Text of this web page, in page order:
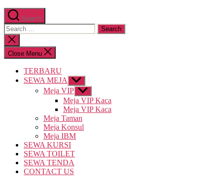
Search
Search
for:
Close
search
Close Menu
TERBARU
SEWA MEJA
Show
sub
menu
Meja VIP Show
sub
menu
Meja VIP Kaca
Meja VIP Kaca
Meja Taman
Meja Konsul
Meja IBM
SEWA KURSI
SEWA TOILET
SEWA TENDA
CONTACT US